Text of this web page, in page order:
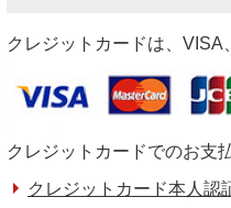
クレジットカードは、VISA
クレジットカードでのお支
クレジットカード本人認